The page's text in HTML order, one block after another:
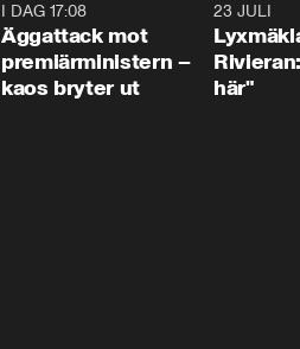
0:37
I DAG 17:08
Äggattack mot
premiärministern –
kaos bryter ut
23 JULI
här"